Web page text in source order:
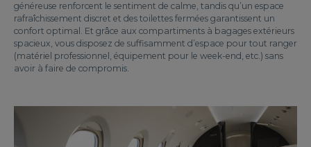
généreuse renforcent le sentiment de calme, tandis qu’un espace
rafraîchissement discret et des toilettes fermées garantissent un
confort optimal. Et grâce aux compartiments à bagages extérieurs
spacieux, vous disposez de suffisamment d’espace pour tout ranger
(matériel professionnel, équipement pour le week-end, etc.) sans
avoir à faire de compromis.